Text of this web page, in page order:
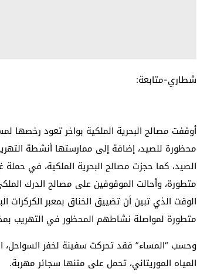
شطاري-متابعة:
أوقفت مصالح البحرية الملكية بواخر تعود
محظورة للصيد، إضافة إلى ممارستها أنشطة
الصيد، كما حجزت مصالح البحرية الملكية، في حملة
متطورة، وأحالت الموقوفين على مصالح الدرك
الوقت الذي تبين أن تضييق الخناق بمعبر الكركرات
متطورة لمواصلة نشاطهم المحظور في التهريب
وحسب “المساء” فقد تحركت سفينة لخفر السواحل،
المياه الموريتاني، تحمل على متنها سجائر مهربة.